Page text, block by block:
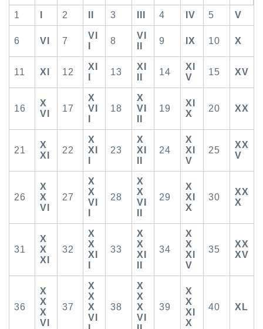
1 2 3 4 IV 5 V
6 VI 7
VI
8
VI
9 IX 10 X
11 XI 12
XI
13
XI
14
XI
V
15 XV
16
X
VI
17
X
VI
18
X
VI
19
XI
X
20 XX
21
X
XI
22
X
XI
23
X
XI
24
X
XI
V
25
XX
V
26
X
X
VI
27
X
X
VI
28
X
X
VI
29
X
XI
X
30
XX
X
31
X
X
XI
32
X
X
XI
33
X
X
XI
34
X
X
XI
V
35
XX
XV
36
X
X
X
VI
37
X
X
X
VI
38
X
X
X
VI
39
X
X
XI
X
40 XL